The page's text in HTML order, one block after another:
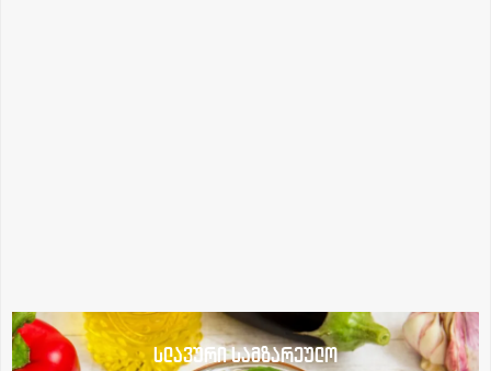
სლავური სამზარეულო